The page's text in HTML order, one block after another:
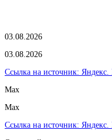
03.08.2026
03.08.2026
Ссылка на источник: Яндекс.
Max
Max
Ссылка на источник: Яндекс.